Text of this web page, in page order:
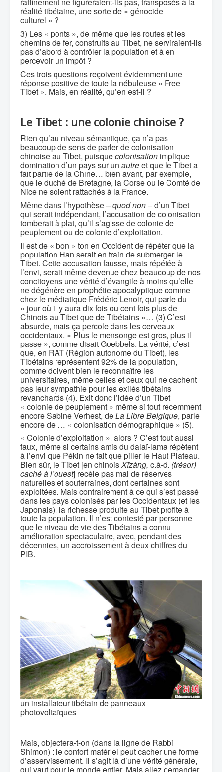
réalité tibétaine, une sorte de « génocide
culturel » ?
3) Les « ponts », de même que les routes et les
chemins de fer, construits au Tibet, ne serviraient-ils
pas d’abord à contrôler la population et à en
percevoir un impôt ?
Ces trois questions reçoivent évidemment une
réponse positive de toute la nébuleuse « Free
Tibet ». Mais, en réalité, qu’en est-il ?
Le Tibet : une colonie chinoise ?
Rien qu’au niveau sémantique, ça n’a pas
beaucoup de sens de parler de colonisation
chinoise au Tibet, puisquecolonisation implique
domination d’un pays sur un autreet que le Tibet a
fait partie de la Chine… bien avant, par exemple,
que le duché de Bretagne, la Corse ou le Comté de
Nice ne soient rattachés à la France.
Même dans l’hypothèse –quod non‒ d’un Tibet
qui serait indépendant, l’accusation de colonisation
tomberait à plat, qu’il s’agisse de colonie de
peuplement ou de colonie d’exploitation.
Il est de « bon » ton en Occident de répéter que la
population Han serait en train de submerger le
Tibet. Cette accusation fausse, mais répétée à
l’envi, serait même devenue chez beaucoup de nos
concitoyens une vérité d’évangile à moins qu’elle
ne dégénère en prophétie apocalyptique comme
chez le médiatique Frédéric Lenoir, qui parle du
« jour où il y aura dix fois ou cent fois plus de
Chinois au Tibet que de Tibétains »… (3) C’est
absurde, mais ça percole dans les cerveaux
occidentaux. « Plus le mensonge est gros, plus il
passe », comme disait Goebbels. La vérité, c’est
que, en RAT (Région autonome du Tibet), les
Tibétains représentent 92% de la population,
comme doivent bien le reconnaître les
universitaires, même celles et ceux qui ne cachent
pas leur sympathie pour les exilés tibétains
revanchards (4). Exit donc l’idée d’un Tibet
« colonie de peuplement » même si tout récemment
encore Sabine Verhest, deLa Libre Belgique, parle
encore de … « colonisation démographique » (5).
« Colonie d’exploitation », alors ? C’est tout aussi
faux, même si certains amis du dalaï-lama répètent
à l’envi que Pékin ne fait que piller le Haut Plateau.
Bien sûr, le Tibet [en chinoisXīzàng, c.à-d. (trésor)
caché à l’ouest] recèle pas mal de réserves
naturelles et souterraines, dont certaines sont
exploitées. Mais contrairement à ce qui s’est passé
dans les pays colonisés par les Occidentaux (et les
Japonais), la richesse produite au Tibet profite à
toute la population. Il n’est contesté par personne
que le niveau de vie des Tibétains a connu
amélioration spectaculaire, avec, pendant des
décennies, un accroissement à deux chiffres du
PIB.
un installateur tibétain de panneaux
photovoltaïques
Mais, objectera-t-on (dans la ligne de Rabbi
Shimon) : le confort matériel peut cacher une forme
d’asservissement. Il s’agit là d’une vérité générale,
qui vaut pour le monde entier. Mais allez demander